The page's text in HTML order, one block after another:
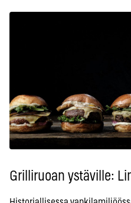
Grilliruoan ystäville: